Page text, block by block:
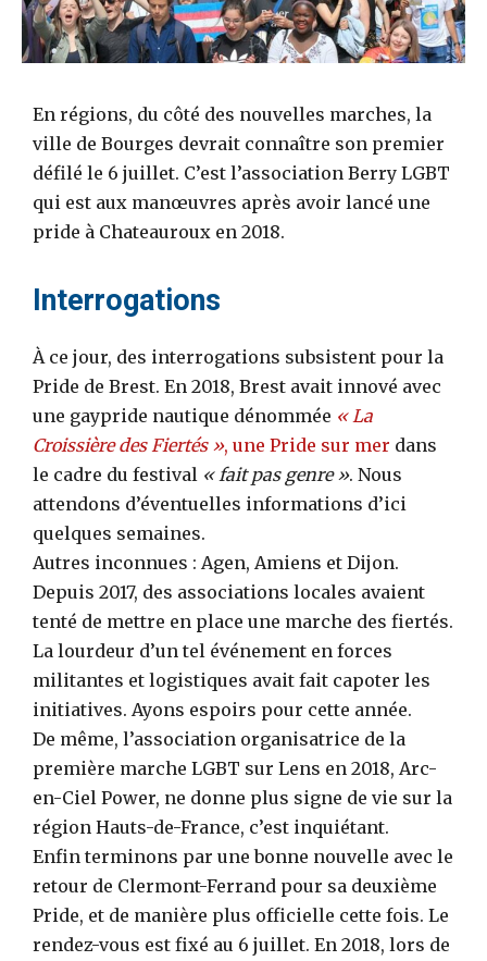
En régions, du côté des nouvelles marches, la
ville de Bourges devrait connaître son premier
défilé le 6 juillet. C’est l’association Berry LGBT
qui est aux manœuvres après avoir lancé une
pride à Chateauroux en 2018.
Interrogations
À ce jour, des interrogations subsistent pour la
Pride de Brest. En 2018, Brest avait innové avec
une gaypride nautique dénommée « La
Croissière des Fiertés », une Pride sur mer dans
le cadre du festival « fait pas genre ». Nous
attendons d’éventuelles informations d’ici
quelques semaines.
Autres inconnues : Agen, Amiens et Dijon.
Depuis 2017, des associations locales avaient
tenté de mettre en place une marche des fiertés.
La lourdeur d’un tel événement en forces
militantes et logistiques avait fait capoter les
initiatives. Ayons espoirs pour cette année.
De même, l’association organisatrice de la
première marche LGBT sur Lens en 2018, Arc-
en-Ciel Power, ne donne plus signe de vie sur la
région Hauts-de-France, c’est inquiétant.
Enfin terminons par une bonne nouvelle avec le
retour de Clermont-Ferrand pour sa deuxième
Pride, et de manière plus officielle cette fois. Le
rendez-vous est fixé au 6 juillet. En 2018, lors de